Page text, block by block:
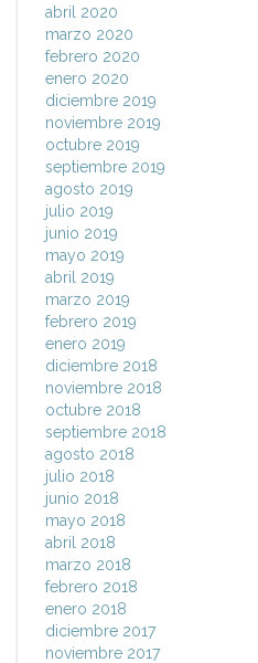
abril 2020
marzo 2020
febrero 2020
enero 2020
diciembre 2019
noviembre 2019
octubre 2019
septiembre 2019
agosto 2019
julio 2019
junio 2019
mayo 2019
abril 2019
marzo 2019
febrero 2019
enero 2019
diciembre 2018
noviembre 2018
octubre 2018
septiembre 2018
agosto 2018
julio 2018
junio 2018
mayo 2018
abril 2018
marzo 2018
febrero 2018
enero 2018
diciembre 2017
noviembre 2017